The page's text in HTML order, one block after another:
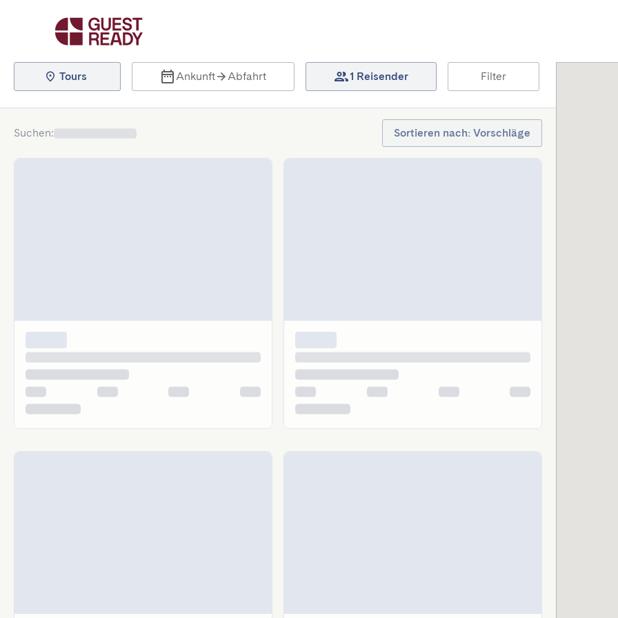
Tours Ankunft Abfahrt 1 Reisender Filter
Suchen: Sortieren nach: Vorschläge